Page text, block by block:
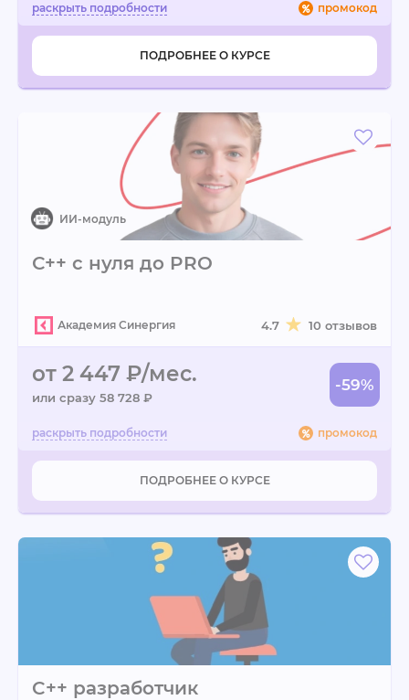
промокод
ПОДРОБНЕЕ О КУРСЕ
С++ с нуля до PRO
Академия Синергия 4.7 10 отзывов
от 2 447 ₽/мес.
или сразу 58 728 ₽
-59%
промокод
ПОДРОБНЕЕ О КУРСЕ
C++ разработчик